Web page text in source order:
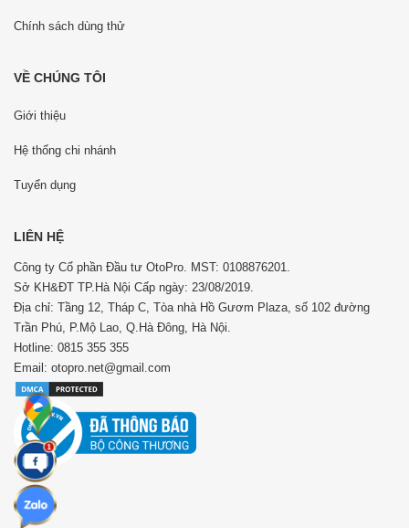
Chính sách dùng thử
VỀ CHÚNG TÔI
Giới thiệu
Hệ thống chi nhánh
Tuyển dụng
LIÊN HỆ
Công ty Cổ phần Đầu tư OtoPro. MST: 0108876201.
Sở KH&ĐT TP.Hà Nội Cấp ngày: 23/08/2019.
Địa chỉ: Tầng 12, Tháp C, Tòa nhà Hồ Gươm Plaza, số 102 đường
Trần Phú, P.Mộ Lao, Q.Hà Đông, Hà Nội.
Hotline: 0815 355 355
Email: otopro.net@gmail.com